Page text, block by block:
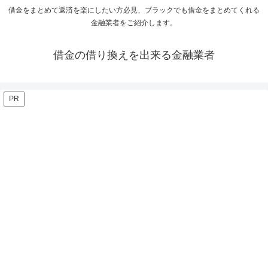
借金をまとめて返済を楽にしたい方必見、ブラックでも借金をまとめてくれる
金融業者をご紹介します。
借金の借り換えを出来る金融業者
PR